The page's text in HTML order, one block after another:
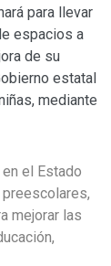
para llevar
espacios a
de su
estatal
mediante
el Estado
mejorar las